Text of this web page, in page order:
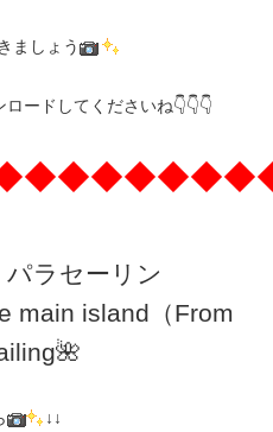
ましょう
ードしてくださいね👇👇👇
パラセーリン
main island（From
🌺
↓↓